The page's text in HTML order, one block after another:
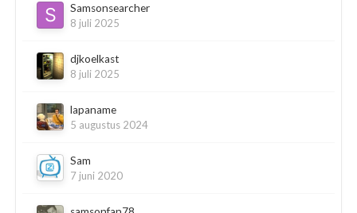
Samsonsearcher
8 juli 2025
djkoelkast
8 juli 2025
lapaname
5 augustus 2024
Sam
7 juni 2020